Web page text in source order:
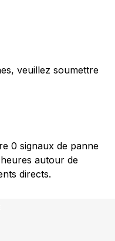
veuillez soumettre
0 signaux de panne
autour de
directs.